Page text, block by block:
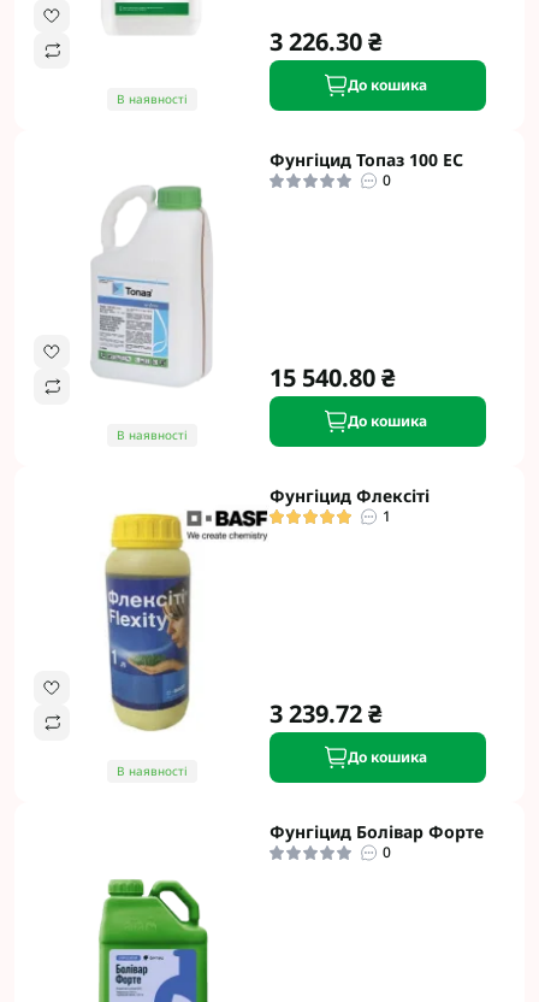
В наявності
3 226.30 ₴
До кошика
В наявності
Фунгіцид Топаз 100 ЕС
0
15 540.80 ₴
До кошика
В наявності
Фунгіцид Флексіті
1
3 239.72 ₴
До кошика
Фунгіцид Болівар Форте
0